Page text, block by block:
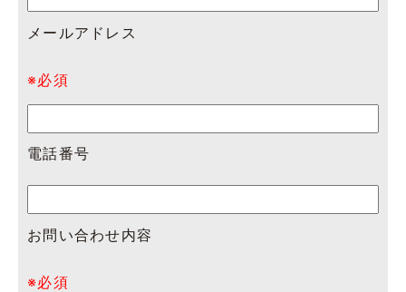
メールアドレス
※必須
電話番号
お問い合わせ内容
※必須